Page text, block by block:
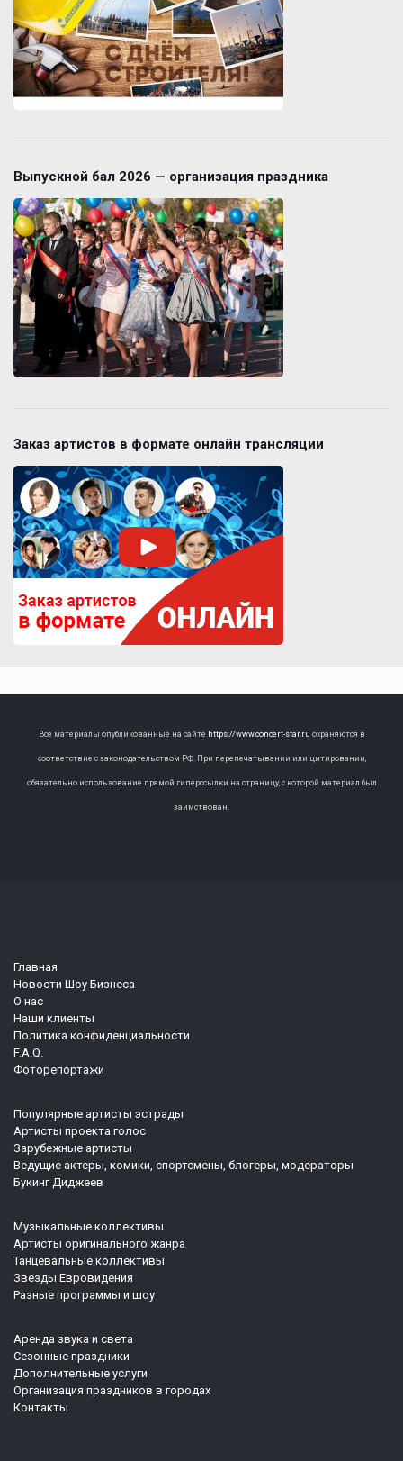
Выпускной бал 2026 — организация праздника
Заказ артистов в формате онлайн трансляции
Все материалы опубликованные на сайте https://www.concert-star.ru охраняются в
соответствие с законодательством РФ. При перепечатывании или цитировании,
обязательно использование прямой гиперссылки на страницу, с которой материал был
заимствован.
Главная
Новости Шоу Бизнеса
О нас
Наши клиенты
Политика конфиденциальности
F.A.Q.
Фоторепортажи
Популярные артисты эстрады
Артисты проекта голос
Зарубежные артисты
Ведущие актеры, комики, спортсмены, блогеры, модераторы
Букинг Диджеев
Музыкальные коллективы
Артисты оригинального жанра
Танцевальные коллективы
Звезды Евровидения
Разные программы и шоу
Аренда звука и света
Сезонные праздники
Дополнительные услуги
Организация праздников в городах
Контакты